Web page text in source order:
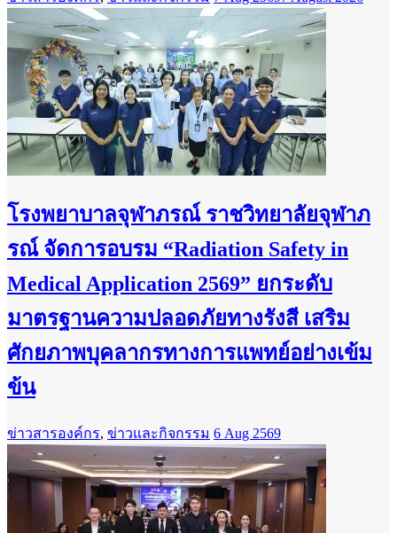
โรงพยาบาลจุฬาภรณ์ ราชวิทยาลัยจุฬาภ
รณ์ จัดการอบรม “Radiation Safety in
Medical Application 2569” ยกระดับ
มาตรฐานความปลอดภัยทางรังสี เสริม
ศักยภาพบุคลากรทางการแพทย์อย่างเข้ม
ข้น
ข่าวสารองค์กร, ข่าวและกิจกรรม 6 Aug 2569